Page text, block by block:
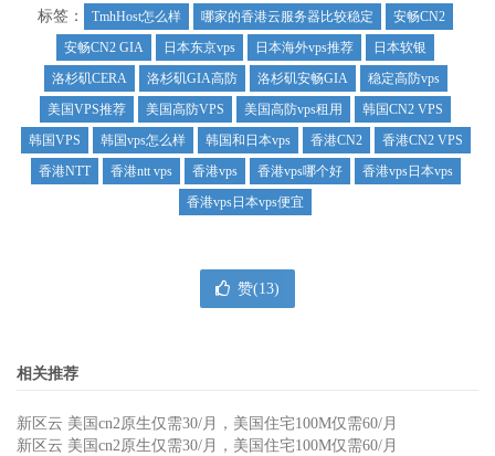
标签： TmhHost怎么样 哪家的香港云服务器比较稳定
安畅CN2
安畅CN2 GIA
日本东京vps 日本海外vps推荐
日本软银
洛杉矶CERA
洛杉矶GIA高防 洛杉矶安畅GIA
稳定高防vps
美国VPS推荐
美国高防VPS 美国高防vps租用
韩国CN2 VPS
韩国VPS
韩国vps怎么样 韩国和日本vps 香港CN2
香港CN2 VPS
香港NTT
香港ntt vps 香港vps 香港vps哪个好
香港vps日本vps
香港vps日本vps便宜
赞(13)
相关推荐
新区云 美国cn2原生仅需30/月，美国住宅100M仅需60/月
新区云 美国cn2原生仅需30/月，美国住宅100M仅需60/月